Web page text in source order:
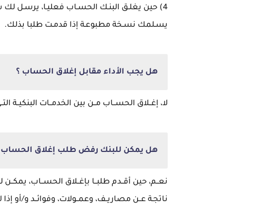
4) حين يغلـق البنـك الحسـاب فعليـا، يرسـل لك
يسـلمك نسـخة مطبوعـة إذا قدمـت طلبا بذلك.
هل يجب الأداء مقابل إغلاق الحساب ؟
لا، إغــلاق الحســاب مــن بين الخدمــات البنكيــة
هل يمكن للبنك رفض طلب إغلاق الحساب
نعــم، حين أقــدم طلبــا بإغــلاق الحســاب،
ناتجـة عــن مصاريــف، وعمــولات، وفوائــد و/أو